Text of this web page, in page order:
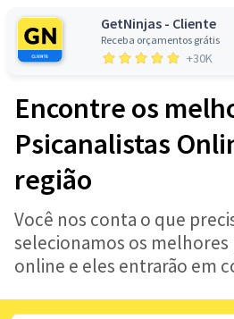
GetNinjas - Cliente
Receba orçamentos grátis
+30K
Encontre os
Psicanalistas
região
Você nos conta o que
selecionamos os melhores
online e eles entrarão em